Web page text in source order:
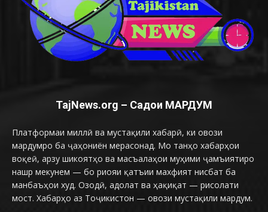
TajNews.org – Садои МАРДУМ
Платформаи миллӣ ва мустақили хабарӣ, ки овози
мардумро ба ҷаҳониён мерасонад. Мо танҳо хабарҳои
воқеӣ, арзу шикоятҳо ва масъалаҳои муҳими ҷамъиятиро
нашр мекунем — бо риояи қатъии махфият нисбат ба
манбаъҳои худ. Озодӣ, адолат ва ҳақиқат — рисолати
мост. Хабарҳо аз Тоҷикистон — овози мустақили мардум.